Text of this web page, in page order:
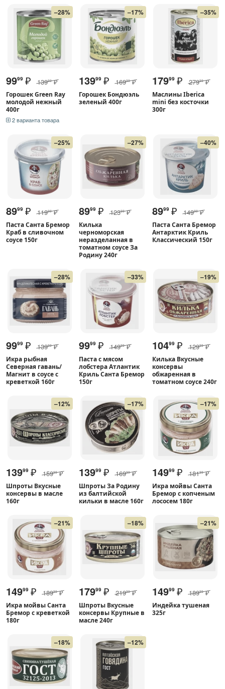
–28%
9999 ₽ 13999 ₽
Горошек Green Ray
молодой нежный
400г
2 варианта товара
–17%
13999 ₽ 16999 ₽
Горошек Бондюэль
зеленый 400г
–35%
17999 ₽ 27999 ₽
Маслины Iberica
mini без косточки
300г
–25%
8999 ₽ 11999 ₽
Паста Санта Бремор
Краб в сливочном
соусе 150г
–27%
8999 ₽ 12399 ₽
Килька
черноморская
неразделанная в
томатном соусе За
Родину 240г
–40%
8999 ₽ 14999 ₽
Паста Санта Бремор
Антарктик Криль
Классический 150г
–28%
9999 ₽ 13999 ₽
Икра рыбная
Северная гавань/
Магнит в соусе с
креветкой 160г
–33%
9999 ₽ 14999 ₽
Паста с мясом
лобстера Атлантик
Криль Санта Бремор
150г
–19%
10499 ₽ 12999 ₽
Килька Вкусные
консервы
обжаренная в
томатном соусе 240г
–12%
13999 ₽ 15999 ₽
Шпроты Вкусные
консервы в масле
160г
–17%
13999 ₽ 16999 ₽
Шпроты За Родину
из балтийской
кильки в масле 160г
–17%
14999 ₽ 18199 ₽
Икра мойвы Санта
Бремор с копченым
лососем 180г
–21%
14999 ₽ 18999 ₽
Икра мойвы Санта
Бремор с креветкой
180г
–18%
17999 ₽ 21999 ₽
Шпроты Вкусные
консервы Крупные в
масле 240г
–21%
14999 ₽ 18999 ₽
Индейка тушеная
325г
–18% –12%